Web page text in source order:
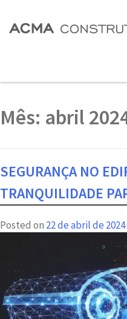
Mês: abril
SEGURANÇA NO
TRANQUILIDADE
Posted on 22 de abril de 2024